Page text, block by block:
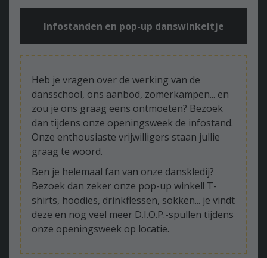
Infostanden en pop-up danswinkeltje
Heb je vragen over de werking van de
dansschool, ons aanbod, zomerkampen... en
zou je ons graag eens ontmoeten? Bezoek
dan tijdens onze openingsweek de infostand.
Onze enthousiaste vrijwilligers staan jullie
graag te woord.
Ben je helemaal fan van onze danskledij?
Bezoek dan zeker onze pop-up winkel! T-
shirts, hoodies, drinkflessen, sokken... je vindt
deze en nog veel meer D.I.O.P.-spullen tijdens
onze openingsweek op locatie.